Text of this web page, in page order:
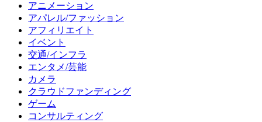
アニメーション
アパレル/ファッション
アフィリエイト
イベント
交通/インフラ
エンタメ/芸能
カメラ
クラウドファンディング
ゲーム
コンサルティング